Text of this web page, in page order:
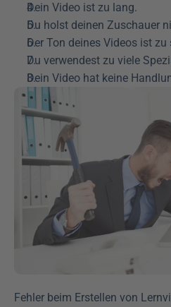
Dein Video ist zu lang.
Du holst deinen Zuschauer
Der Ton deines Videos ist zu
Du verwendest zu viele
Dein Video hat keine
Fehler beim Erstellen von